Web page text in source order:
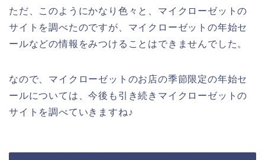
ただ、このようにかなり色々と、マイクローゼットの
サイトを調べたのですが、マイクローゼットの年始セ
ールなどの情報をみつけることはできませんでした。
なので、マイクローゼットのお店の季節限定の年始セ
ールについては、今後も引き続きマイクローゼットの
サイトを調べていきますね♪